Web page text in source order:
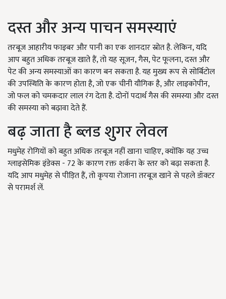
दस्त और अन्य पाचन समस्याएं
तरबूज आहारीय फाइबर और पानी का एक शानदार स्रोत है. लेकिन, यदि
आप बहुत अधिक तरबूज खाते हैं, तो यह सूजन, गैस, पेट फूलना, दस्त और
पेट की अन्य समस्याओं का कारण बन सकता है. यह मुख्य रूप से सोर्बिटोल
की उपस्थिति के कारण होता है, जो एक चीनी यौगिक है, और लाइकोपीन,
जो फल को चमकदार लाल रंग देता है. दोनों पदार्थ गैस की समस्या और दस्त
की समस्या को बढ़ावा देते हैं.
बढ़ जाता है ब्लड शुगर लेवल
मधुमेह रोगियों को बहुत अधिक तरबूज नहीं खाना चाहिए, क्योंकि यह उच्च
ग्लाइसेमिक इंडेक्स - 72 के कारण रक्त शर्करा के स्तर को बढ़ा सकता है.
यदि आप मधुमेह से पीड़ित हैं, तो कृपया रोजाना तरबूज खाने से पहले डॉक्टर
से परामर्श लें.